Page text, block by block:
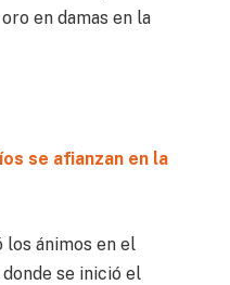
en damas en la
se afianzan en la
ánimos en el
se inició el